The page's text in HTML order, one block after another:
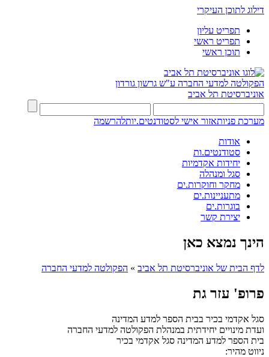
דילוג לתוכן העיקרי
תפריט עליון
תפריט ראשי
תוכן ראשי
הפקולטה למדעי החברה ע"ש גרשון גורדון
אוניברסיטת תל אביב
מערכת פניותאזור אישי לסטודנטים.יותלהרשמה
אודות
סטודנטים.ות
יחידות אקדמיות
סגל ומנהלה
מחקר וחוקרות.ים
מתעניינות.ים
בוגרות.ים
יצירת קשר
הינך נמצא כאן
לדף הבית של אוניברסיטת תל אביב » הפקולטה למדעי החברה
פרופ' עזר גת
סגל אקדמי בכיר בבית הספר למדע המדינה
ועדת מינויים יחידתית במנהלת הפקולטה למדעי החברה
בית הספר למדע המדינה סגל אקדמי בכיר
ניווט מהיר: